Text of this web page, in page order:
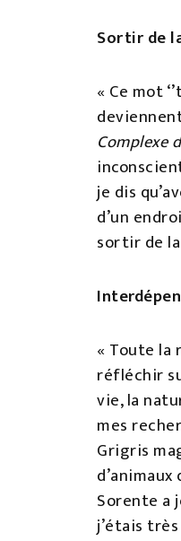
Sortir de
« Ce mot
Complexe
je dis
d’un
sortir de
« Toute la
réfléchir
vie, la
mes
Grigris
Sorente a
j’étais